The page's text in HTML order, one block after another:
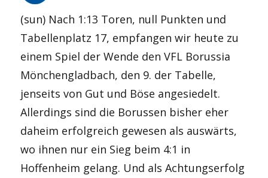
(sun) Nach 1:13 Toren, null Punkten und
Tabellenplatz 17, empfangen wir heute zu
einem Spiel der Wende den VFL Borussia
Mönchengladbach, den 9. der Tabelle,
jenseits von Gut und Böse angesiedelt.
Allerdings sind die Borussen bisher eher
daheim erfolgreich gewesen als auswärts,
wo ihnen nur ein Sieg beim 4:1 in
Hoffenheim gelang. Und als Achtungserfolg